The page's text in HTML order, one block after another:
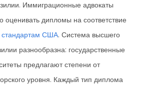
Иммиграционные адвокаты
оценивать дипломы на соответствие
США. Система высшего
разнообразна: государственные
предлагают степени от
уровня. Каждый тип диплома